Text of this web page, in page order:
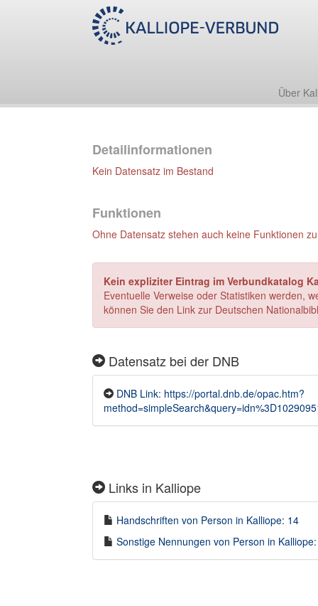
Über
Detailinformationen
Kein Datensatz im Bestand
Funktionen
Ohne Datensatz stehen auch keine Funktionen
Kein expliziter Eintrag im Verbundkatalog
Eventuelle Verweise oder Statistiken werden,
können Sie den Link zur Deutschen
Datensatz bei der DNB
DNB Link: https://portal.dnb.de/opac.htm?
Links in Kalliope
Handschriften von Person in Kalliope: 14
Sonstige Nennungen von Person in